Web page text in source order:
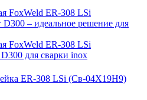
ER-308 LSi (Св-04Х19Н9)